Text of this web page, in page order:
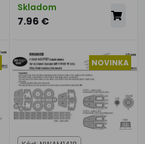
Skladom
7.96 €
NOVINKA